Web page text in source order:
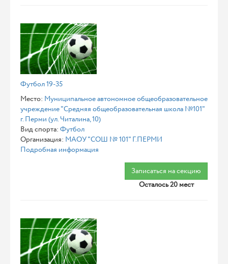
Футбол 19-35
Место: Муниципальное автономное общеобразовательное
учреждение "Средняя общеобразовательная школа №101"
г. Перми (ул. Читалина, 10)
Вид спорта: Футбол
Организация: МАОУ "СОШ № 101" Г.ПЕРМИ
Подробная информация
Записаться на секцию
Осталось 20 мест